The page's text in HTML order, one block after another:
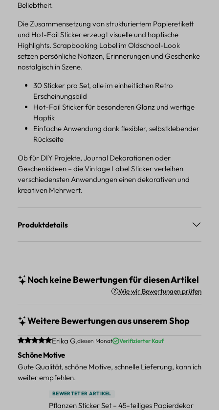
Beliebtheit.
Die Zusammensetzung von strukturiertem Papieretikett
und Hot-Foil Sticker erzeugt visuelle und haptische
Highlights. Scrapbooking Label im Oldschool-Look
setzen persönliche Notizen, Erinnerungen und Geschenke
nostalgisch in Szene.
30 Sticker pro Set, alle im einheitlichen Retro
Erscheinungsbild
Hot-Foil Sticker für besonderen Glanz und wertige
Haptik
Einfache Anwendung dank flexibler, selbstklebender
Rückseite
Ob für DIY Projekte, Journal Dekorationen oder
Geschenkideen – die Vintage Label Sticker verleihen
verschiedensten Anwendungen einen dekorativen und
kreativen Mehrwert.
Produktdetails
Noch keine Bewertungen für diesen Artikel
Wie wir Bewertungen prüfen
Weitere Bewertungen aus unserem Shop
Durchschnittliche Bewertung von 5 von 5 Sternen
Erika G.diesen Monat Verifizierter Kauf
Schöne Motive
Gute Qualität, schöne Motive, schnelle Lieferung, kann ich
weiter empfehlen.
BEWERTETER ARTIKEL
Pflanzen Sticker Set – 45-teiliges Papierdekor